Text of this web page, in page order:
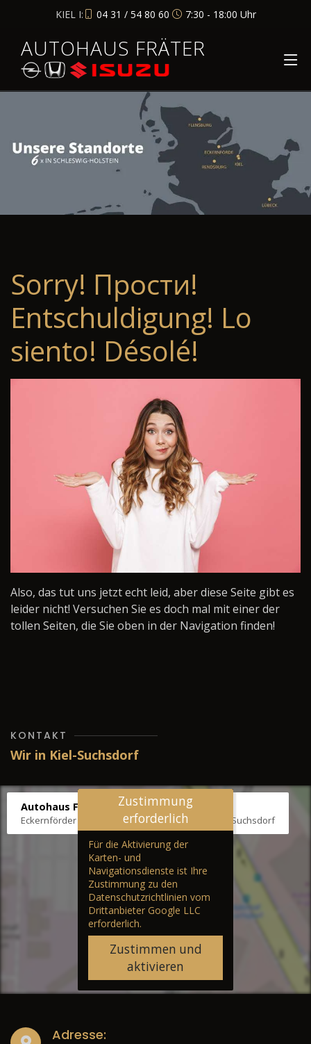
KIEL I: 04 31 / 54 80 60 7:30 - 18:00 Uhr
AUTOHAUS FRÄTER
Sorry! Прости!
Entschuldigung! Lo
siento! Désolé!
Also, das tut uns jetzt echt leid, aber diese Seite gibt es
leider nicht! Versuchen Sie es doch mal mit einer der
tollen Seiten, die Sie oben in der Navigation finden!
KONTAKT
Wir in Kiel-Suchsdorf
Autohaus Fräter
Eckernförder Str. /Klausbrooker Weg 1, 24107 Kiel-Suchsdorf
Zustimmung
erforderlich
Für die Aktivierung der
Karten- und
Navigationsdienste ist Ihre
Zustimmung zu den
Datenschutzrichtlinien vom
Drittanbieter Google LLC
erforderlich.
Zustimmen und
aktivieren
Adresse: